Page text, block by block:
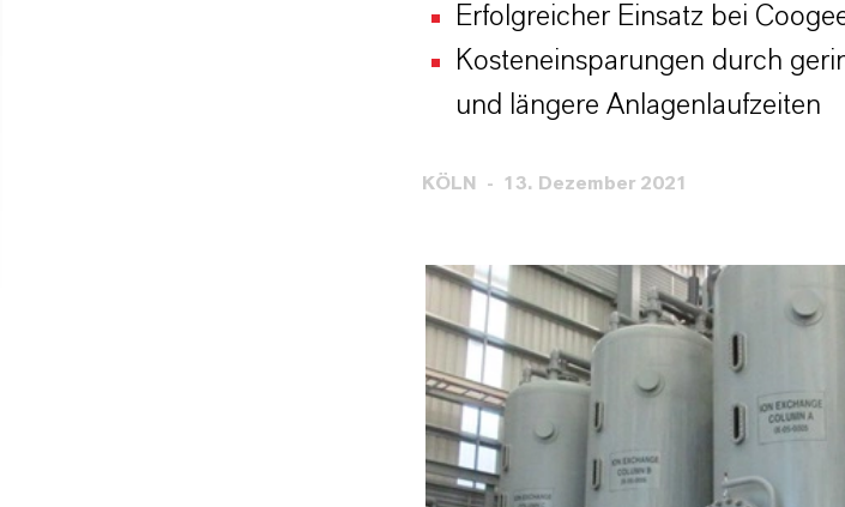
Erfolgreicher Einsatz bei
Kosteneinsparungen durch
und längere Anlagenlaufzeiten
KÖLN 13. Dezember 2021